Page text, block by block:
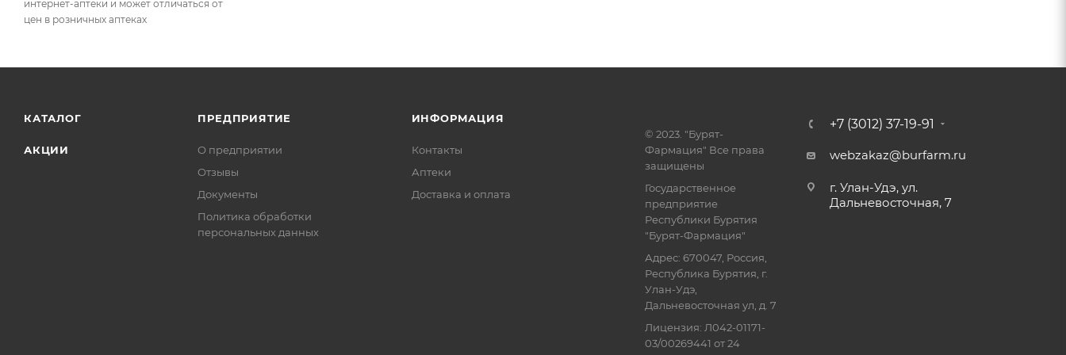
интернет-аптеки и может отличаться от
цен в розничных аптеках
КАТАЛОГ
АКЦИИ
ПРЕДПРИЯТИЕ
О предприятии
Отзывы
Документы
Политика обработки
персональных данных
ИНФОРМАЦИЯ
Контакты
Аптеки
Доставка и оплата
© 2023. "Бурят-
Фармация" Все права
защищены
Государственное
предприятие
Республики Бурятия
"Бурят-Фармация"
Адрес: 670047, Россия,
Республика Бурятия, г.
Улан-Удэ,
Дальневосточная ул, д. 7
Лицензия: Л042-01171-
03/00269441 от 24
+7 (3012) 37-19-91
webzakaz@burfarm.ru
г. Улан-Удэ, ул.
Дальневосточная, 7